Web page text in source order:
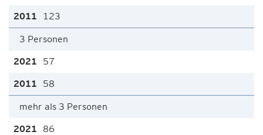
123
3 Personen
57
58
mehr als 3 Personen
86